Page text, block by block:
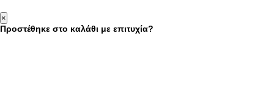
×
Προστέθηκε στο καλάθι με επιτυχία?